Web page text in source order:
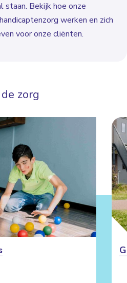
Bekijk hoe onze
werken en zich
voor onze cliënten.
zorg